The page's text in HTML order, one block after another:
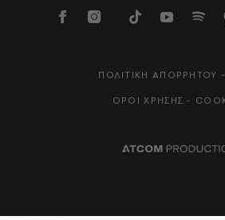
ΠΟΛΙΤΙΚΗ ΑΠΟΡΡΗΤΟΥ -
ΟΡΟΙ ΧΡΗΣΗΣ -